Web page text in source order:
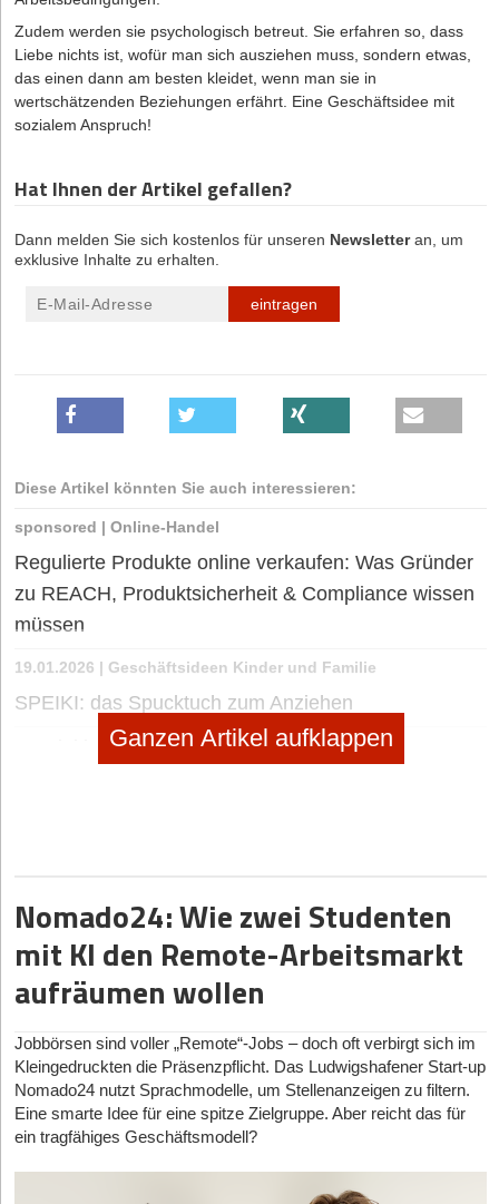
Zudem werden sie psychologisch betreut. Sie erfahren so, dass
Liebe nichts ist, wofür man sich ausziehen muss, sondern etwas,
das einen dann am besten kleidet, wenn man sie in
wertschätzenden Beziehungen erfährt. Eine Geschäftsidee mit
sozialem Anspruch!
Hat Ihnen der Artikel gefallen?
Dann melden Sie sich kostenlos für unseren Newsletteran, um
exklusive Inhalte zu erhalten.
eintragen
Diese Artikel könnten Sie auch interessieren:
sponsored | Online-Handel
Regulierte Produkte online verkaufen: Was Gründer
zu REACH, Produktsicherheit & Compliance wissen
müssen
19.01.2026 | Geschäftsideen Kinder und Familie
SPEIKI: das Spucktuch zum Anziehen
Selbstständig machen
Ganzen Artikel aufklappen
Nomado24: Wie zwei Studenten
mit KI den Remote-Arbeitsmarkt
aufräumen wollen
Jobbörsen sind voller „Remote“-Jobs – doch oft verbirgt sich im
Kleingedruckten die Präsenzpflicht. Das Ludwigshafener Start-up
Nomado24 nutzt Sprachmodelle, um Stellenanzeigen zu filtern.
Eine smarte Idee für eine spitze Zielgruppe. Aber reicht das für
ein tragfähiges Geschäftsmodell?